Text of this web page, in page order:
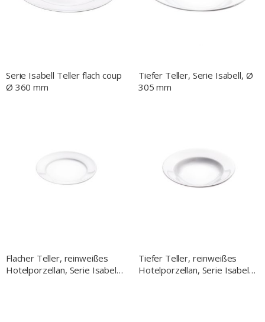
Serie Isabell Teller flach coup
Ø 360 mm
Tiefer Teller, Serie Isabell, Ø
305 mm
Flacher Teller, reinweißes
Hotelporzellan, Serie Isabell,
Tiefer Teller, reinweißes
Hotelporzellan, Serie Isabell,